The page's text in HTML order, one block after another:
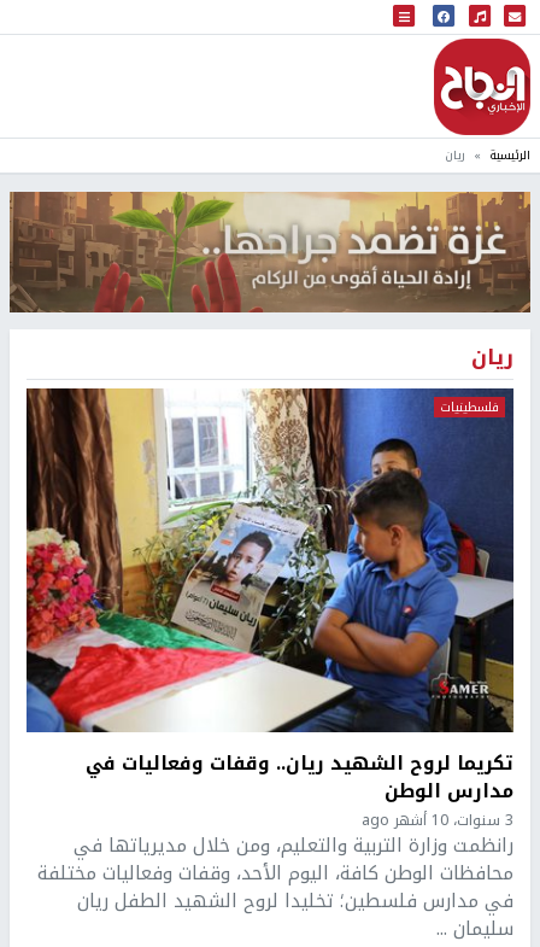
البث المباشر
إذاعة النجاح
الرئيسية ريان
ريان
فلسطينيات
تكريما لروح الشهيد ريان.. وقفات وفعاليات في
مدارس الوطن
3 سنوات، 10 أشهر ago
رانظمت وزارة التربية والتعليم، ومن خلال مديرياتها في
محافظات الوطن كافة، اليوم الأحد، وقفات وفعاليات مختلفة
في مدارس فلسطين؛ تخليدا لروح الشهيد الطفل ريان
سليمان ...